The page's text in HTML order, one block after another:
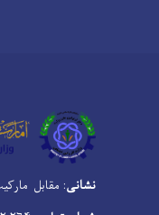
نشانی: مقابل